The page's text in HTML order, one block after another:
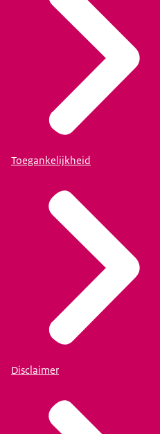
Toegankelijkheid
Disclaimer